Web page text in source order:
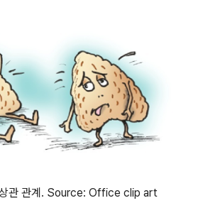
관 관계. Source: Office clip art